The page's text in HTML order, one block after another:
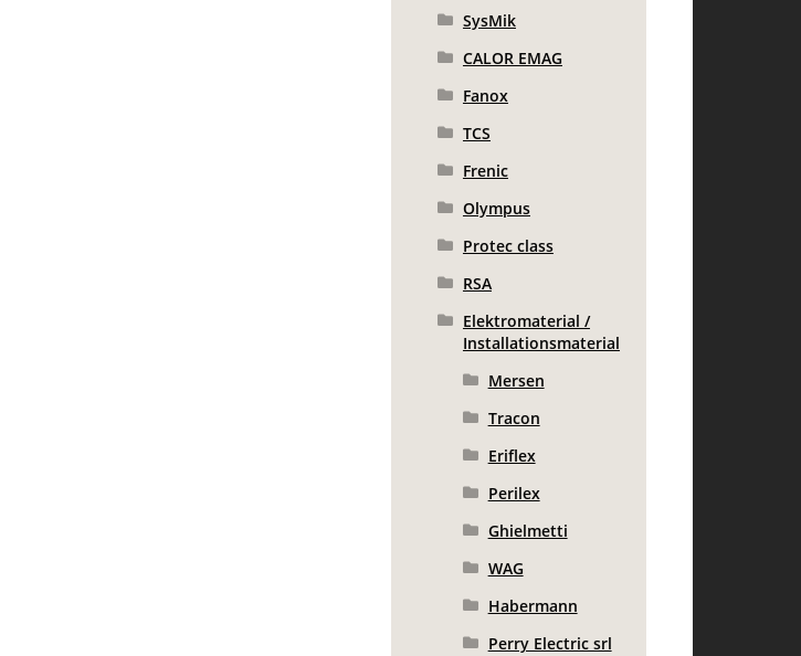
SysMik
CALOR EMAG
Fanox
TCS
Frenic
Olympus
Protec class
RSA
Elektromaterial /
Installationsmaterial
Mersen
Tracon
Eriflex
Perilex
Ghielmetti
WAG
Habermann
Perry Electric srl